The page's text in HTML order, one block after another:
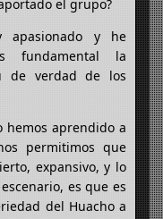
el grupo?
apasionado y he
fundamental la
de verdad de los
hemos aprendido a
permitimos que
expansivo, y lo
es que es
del Huacho a